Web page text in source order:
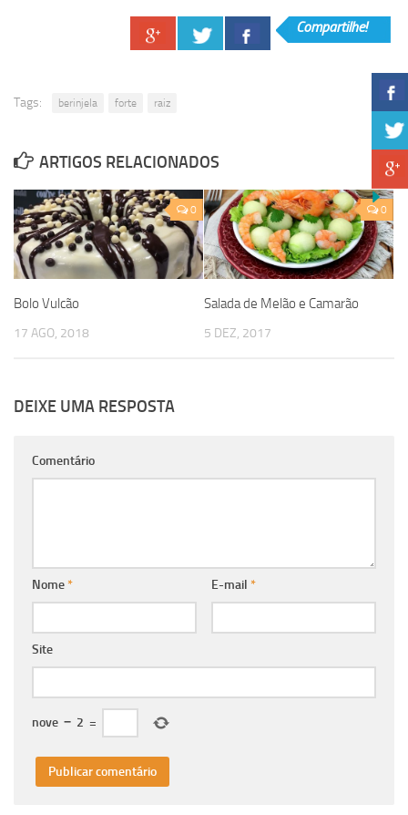
Compartilhe!
Tags: berinjela forte raiz
ARTIGOS RELACIONADOS
0
Bolo Vulcão
17 AGO, 2018
0
Salada de Melão e Camarão
5 DEZ, 2017
DEIXE UMA RESPOSTA
Comentário
Nome* E-mail *
Site
nove − 2 =